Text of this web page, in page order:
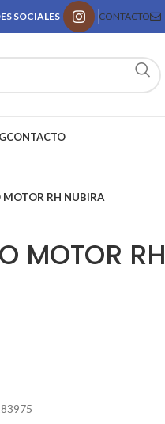
SOCIALES CONTACTO
CONTACTO
MOTOR RH NUBIRA
MOTOR RH